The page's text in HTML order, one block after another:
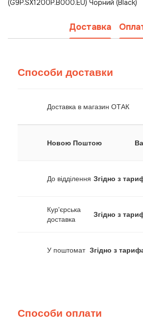
(G9P.SX1200P.B000.EU) Чорний (Black)
Доставка
Способи доставки
Доставка в магазин ОТАК
Новою Поштою
До відділення Згідно з
Кур'єрська
доставка
Згідно з
У поштомат Згідно з
Способи оплати